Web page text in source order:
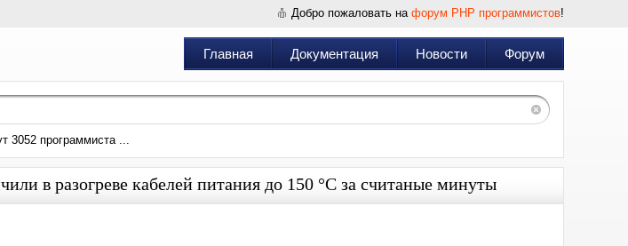
Добро пожаловать на форум PHP программистов!
Главная Документация Новости Форум
3052 программиста ...
в разогреве кабелей питания до 150 °C за считаные минуты